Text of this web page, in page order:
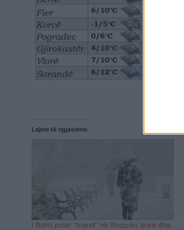
Lajme të ngjashme:
I ftohti polar “troket” në Shqipëri, borë dhe